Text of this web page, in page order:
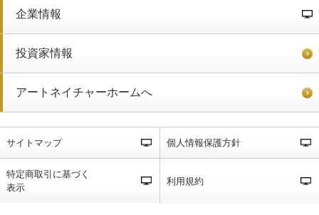
企業情報
投資家情報
アートネイチャーホームへ
サイトマップ 個人情報保護方針
特定商取引に基づく
表示
利用規約